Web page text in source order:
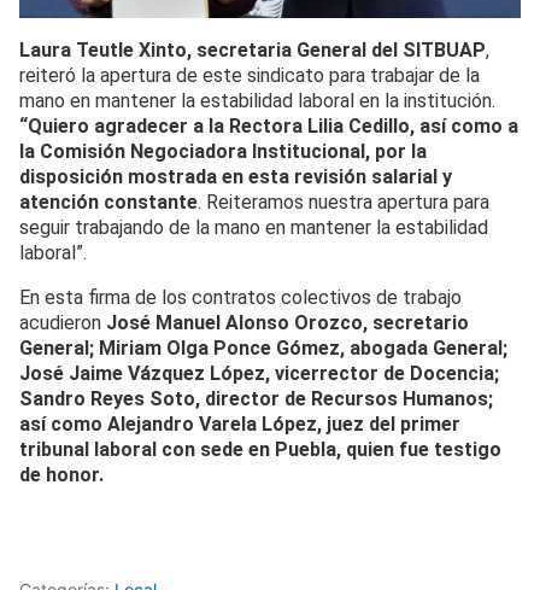
Laura Teutle Xinto, secretaria General del SITBUAP,
reiteró la apertura de este sindicato para trabajar de la
mano en mantener la estabilidad laboral en la institución.
“Quiero agradecer a la Rectora Lilia Cedillo, así como a
la Comisión Negociadora Institucional, por la
disposición mostrada en esta revisión salarial y
atención constante. Reiteramos nuestra apertura para
seguir trabajando de la mano en mantener la estabilidad
laboral”.
En esta firma de los contratos colectivos de trabajo
acudieron José Manuel Alonso Orozco, secretario
General; Miriam Olga Ponce Gómez, abogada General;
José Jaime Vázquez López, vicerrector de Docencia;
Sandro Reyes Soto, director de Recursos Humanos;
así como Alejandro Varela López, juez del primer
tribunal laboral con sede en Puebla, quien fue testigo
de honor.